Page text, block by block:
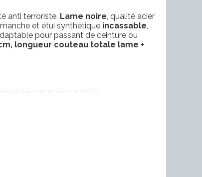
anti terroriste. Lame noire, qualité acier
et étui synthétique incassable,
pour passant de ceinture ou
longueur couteau totale lame +